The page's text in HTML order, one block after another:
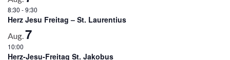
8:30 -9:30
Herz Jesu Freitag – St. Laurentius
Aug.7
10:00
Herz-Jesu-Freitag St. Jakobus